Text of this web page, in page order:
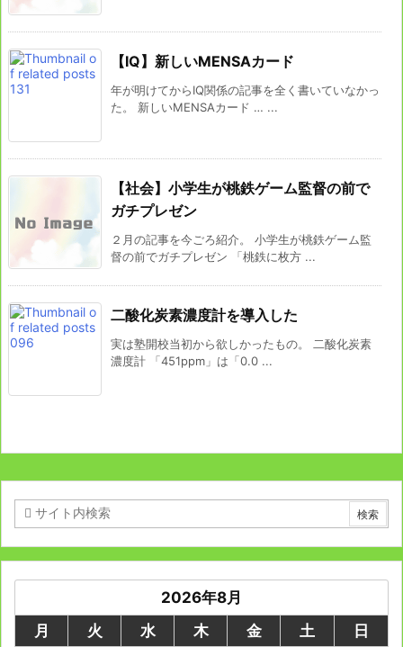
【IQ】新しいMENSAカード
年が明けてからIQ関係の記事を全く書いていなかっ
た。 新しいMENSAカード … ...
【社会】小学生が桃鉄ゲーム監督の前で
ガチプレゼン
２月の記事を今ごろ紹介。 小学生が桃鉄ゲーム監
督の前でガチプレゼン 「桃鉄に枚方 ...
二酸化炭素濃度計を導入した
実は塾開校当初から欲しかったもの。 二酸化炭素
濃度計 「451ppm」は「0.0 ...
2026年8月
月
火 水 木 金 土
日